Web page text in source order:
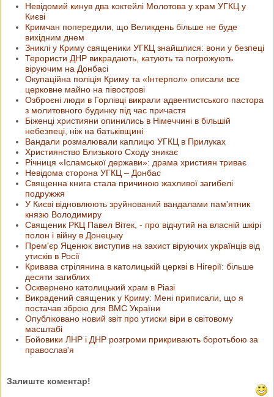
Невідомий кинув два коктейлі Молотова у храм УГКЦ у
Києві
Кримчан попередили, що Великдень більше не буде
вихідним днем
Зниклі у Криму священики УГКЦ знайшлися: вони у безпеці
Терористи ДНР викрадають, катують та погрожують
віруючим на Донбасі
Окупаційна поліція Криму та «Інтерпол» описали все
церковне майно на півострові
Озброєні люди в Горлівці викрали адвентистського пастора
з молитовного будинку під час причастя
Біженці християни опинились в Німеччині в більшій
небезпеці, ніж на батьківщині
Вандали розмалювали каплицю УГКЦ в Прилуках
Християнство Близького Сходу зникає
Річниця «Ісламської держави»: драма християн триває
Невідома сторона УГКЦ – Донбас
Священна книга стала причиною жахливої загибелі
подружжя
У Києві відновлюють зруйнований вандалами пам'ятник
князю Володимиру
Священик РКЦ Павел Вітек, - про відчутий на власній шкірі
полон і війну в Донецьку
Прем'єр Яценюк виступив на захист віруючих українців від
утисків в Росії
Кривава стрілянина в католицькій церкві в Нігерії: більше
десяти загиблих
Осквернено католицький храм в Ріазі
Викрадений священик у Криму: Мені приписали, що я
постачав зброю для ВМС України
Опубліковано новий звіт про утиски віри в світовому
масштабі
Бойовики ЛНР і ДНР розгроми прикривають боротьбою за
православ'я
Залиште коментар!